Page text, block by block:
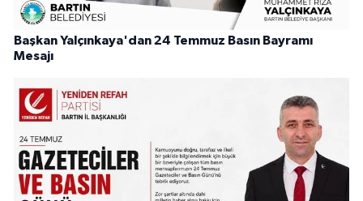
Başkan Yalçınkaya'dan 24 Temmuz Basın Bayramı
Mesajı